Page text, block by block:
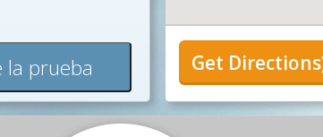
la prueba Get Directions